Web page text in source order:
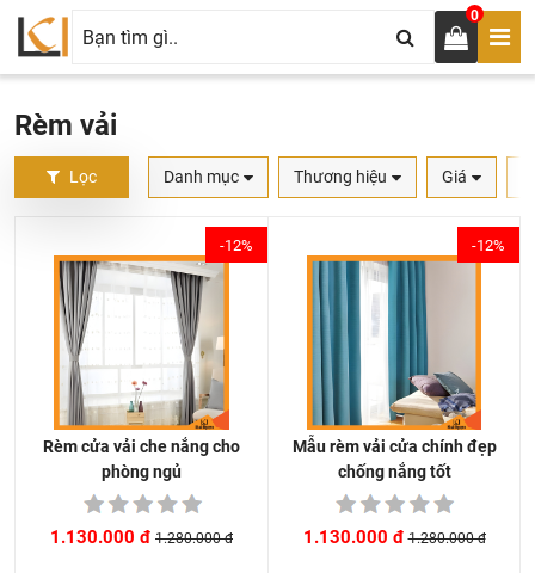
0
Rèm vải
Lọc Danh mục Thương hiệu Giá
-12%
Rèm cửa vải che nắng cho
phòng ngủ
1.130.000 đ 1.280.000 đ
-12%
Mẫu rèm vải cửa chính đẹp
chống nắng tốt
1.130.000 đ 1.280.000 đ